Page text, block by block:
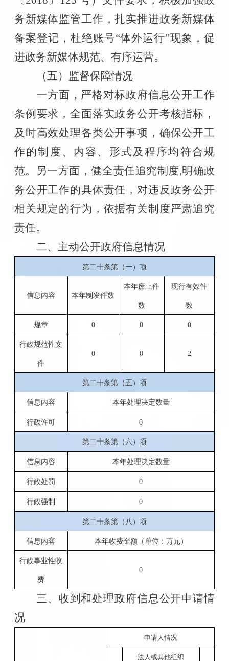
务新媒体监管工作，扎实推进政务新媒体
备案登记，杜绝账号“体外运行”现象，促
进政务新媒体规范、有序运营。
（五）监督保障情况
一方面，严格对标政府信息公开工作
条例要求，全面落实政务公开考核指标，
及时高效处理各类公开事项，确保公开工
作的制度、内容、形式及程序均符合规
范。另一方面，健全责任追究制度,明确政
务公开工作的具体责任，对违反政务公开
相关规定的行为，依据有关制度严肃追究
责任。
二、主动公开政府信息情况
第二十条第（一）项
信息内容 本年制发件数
本年废止件
数
现行有效件
数
规章 0 0 0
行政规范性文
件
0 0 2
第二十条第（五）项
信息内容 本年处理决定数量
行政许可 0
第二十条第（六）项
信息内容 本年处理决定数量
行政处罚 0
行政强制 0
第二十条第（八）项
信息内容 本年收费金额（单位：万元）
行政事业性收
费
0
三、收到和处理政府信息公开申请情
况
申请人情况
法人或其他组织